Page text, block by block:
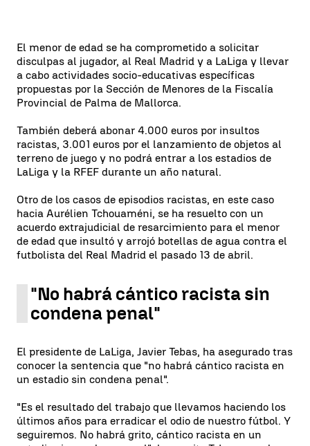
El menor de edad se ha comprometido a solicitar
disculpas al jugador, al Real Madrid y a LaLiga y llevar
a cabo actividades socio-educativas específicas
propuestas por la Sección de Menores de la Fiscalía
Provincial de Palma de Mallorca.
También deberá abonar 4.000 euros por insultos
racistas, 3.001 euros por el lanzamiento de objetos al
terreno de juego y no podrá entrar a los estadios de
LaLiga y la RFEF durante un año natural.
Otro de los casos de episodios racistas, en este caso
hacia Aurélien Tchouaméni, se ha resuelto con un
acuerdo extrajudicial de resarcimiento para el menor
de edad que insultó y arrojó botellas de agua contra el
futbolista del Real Madrid el pasado 13 de abril.
"No habrá cántico racista sin
condena penal"
El presidente de LaLiga, Javier Tebas, ha asegurado tras
conocer la sentencia que "no habrá cántico racista en
un estadio sin condena penal".
"Es el resultado del trabajo que llevamos haciendo los
últimos años para erradicar el odio de nuestro fútbol. Y
seguiremos. No habrá grito, cántico racista en un